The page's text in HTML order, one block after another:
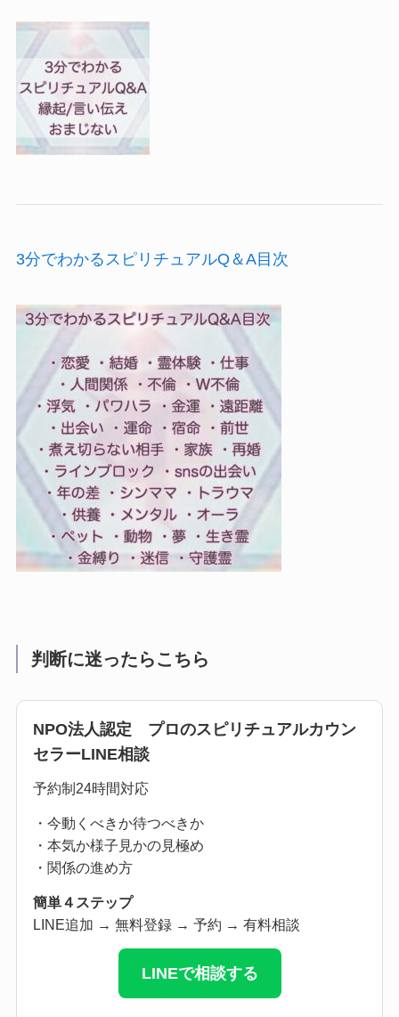
3分でわかるスピリチュアルQ＆A目次
判断に迷ったらこちら
NPO法人認定 プロのスピリチュアルカウン
セラーLINE相談
予約制24時間対応
・今動くべきか待つべきか
・本気か様子見かの見極め
・関係の進め方
簡単４ステップ
LINE追加 → 無料登録 → 予約 → 有料相談
LINEで相談する